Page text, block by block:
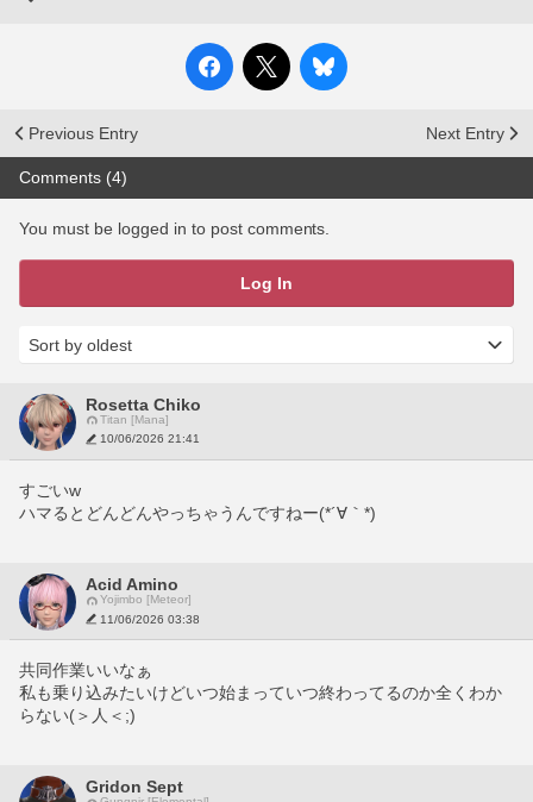
Previous Entry Next Entry
Comments (4)
You must be logged in to post comments.
Log In
Rosetta Chiko
Titan [Mana]
10/06/2026 21:41
すごいw
ハマるとどんどんやっちゃうんですねー(*´∀｀*)
Acid Amino
Yojimbo [Meteor]
11/06/2026 03:38
共同作業いいなぁ
私も乗り込みたいけどいつ始まっていつ終わってるのか全くわか
らない(＞人＜;)
Gridon Sept